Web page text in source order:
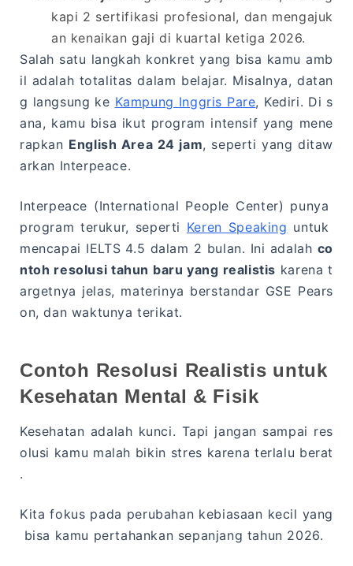
kapi 2 sertifikasi profesional, dan mengajuk
an kenaikan gaji di kuartal ketiga 2026.
Salah satu langkah konkret yang bisa kamu amb
il adalah totalitas dalam belajar. Misalnya, datan
g langsung ke Kampung Inggris Pare, Kediri. Di s
ana, kamu bisa ikut program intensif yang mene
rapkan English Area 24 jam, seperti yang ditaw
arkan Interpeace.
Interpeace (International People Center) punya
program terukur, seperti Keren Speaking untuk
mencapai IELTS 4.5 dalam 2 bulan. Ini adalah co
ntoh resolusi tahun baru yang realistis karena t
argetnya jelas, materinya berstandar GSE Pears
on, dan waktunya terikat.
Contoh Resolusi Realistis untuk
Kesehatan Mental & Fisik
Kesehatan adalah kunci. Tapi jangan sampai res
olusi kamu malah bikin stres karena terlalu berat
.
Kita fokus pada perubahan kebiasaan kecil yang
bisa kamu pertahankan sepanjang tahun 2026.